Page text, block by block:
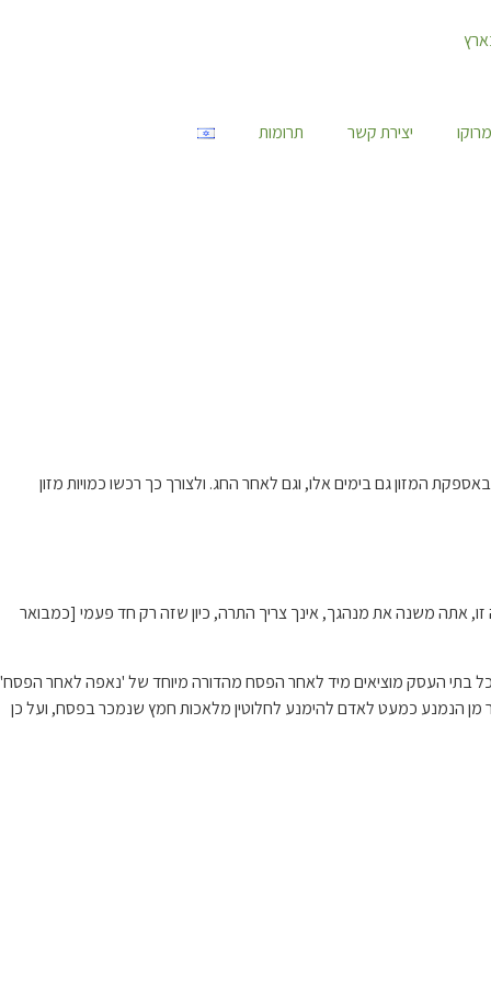
יצירת קשר תרומות
המזון גם בימים אלו, וגם לאחר החג. ולצורך כך רכשו כמויות מזון
אתה משנה את מנהגך, אינך צריך התרה, כיון שזה רק חד פעמי [כמבואר
בתי העסק מוציאים מיד לאחר הפסח מהדורה מיוחד של 'נאפה לאחר הפסח'
מן הנמנע כמעט לאדם להימנע לחלוטין מלאכות חמץ שנמכר בפסח, ועל כן